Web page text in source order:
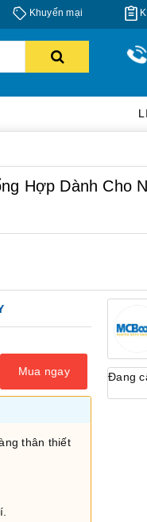
Khuyến mại
Hợp Dành Cho
Mua ngay
thân thiết
Đang